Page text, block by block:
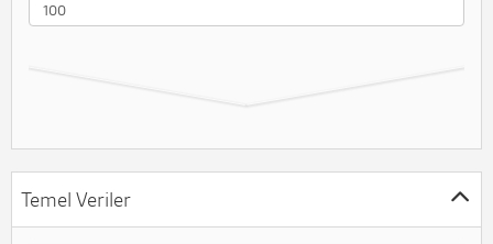
Temel Veriler